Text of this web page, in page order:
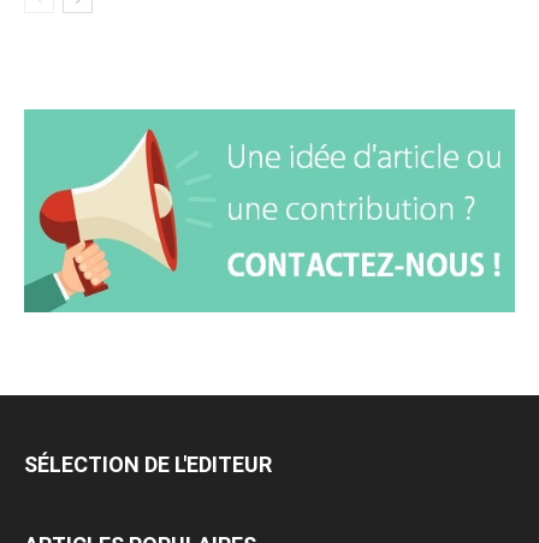
SÉLECTION DE L'EDITEUR